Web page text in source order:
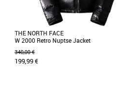
THE NORTH FACE
W 2000 Retro Nuptse Jacket
340,00 €
199,99 €